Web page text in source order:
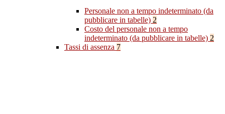
Personale non a tempo indeterminato (da
pubblicare in tabelle) 2
Costo del personale non a tempo
indeterminato (da pubblicare in tabelle) 2
Tassi di assenza 7